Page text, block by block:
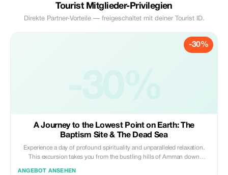
Tourist Mitglieder-Privilegien
Direkte Partner-Vorteile — freigeschaltet mit deiner Tourist ID.
-30%
A Journey to the Lowest Point on Earth: The
Baptism Site & The Dead Sea
Experience a day of profound spirituality and unparalleled relaxation.
This excursion takes you from the bustling hills of Amman down
ANGEBOT ANSEHEN